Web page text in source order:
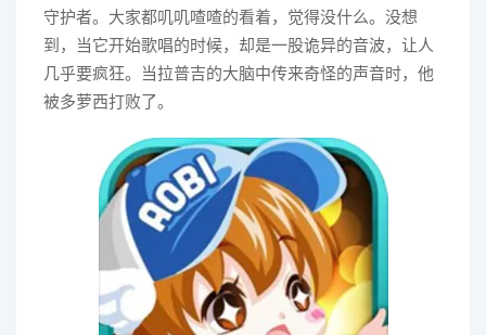
守护者。大家都叽叽喳喳的看着，觉得没什么。没想
到，当它开始歌唱的时候，却是一股诡异的音波，让人
几乎要疯狂。当拉普吉的大脑中传来奇怪的声音时，他
被多萝西打败了。